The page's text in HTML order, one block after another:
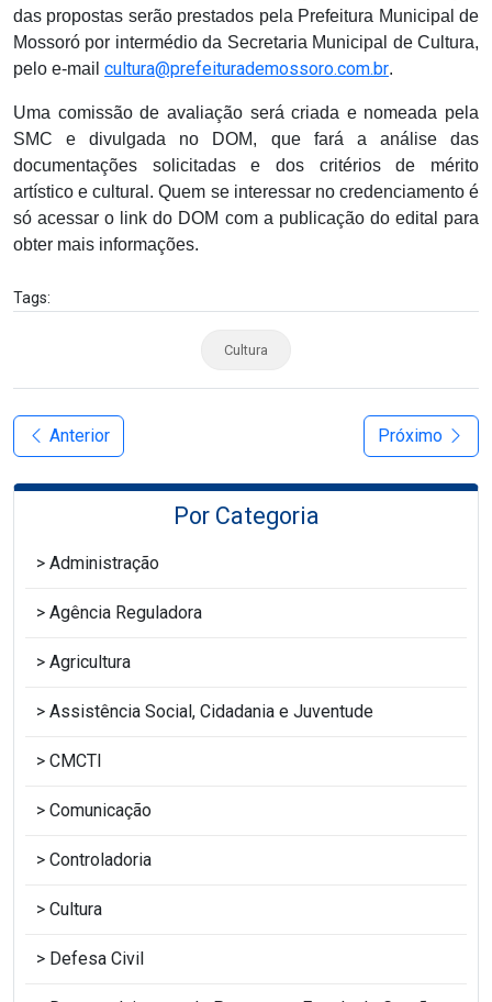
das propostas serão prestados pela Prefeitura Municipal de
Mossoró por intermédio da Secretaria Municipal de Cultura,
pelo e-mail cultura@prefeiturademossoro.com.br.
Uma comissão de avaliação será criada e nomeada pela
SMC e divulgada no DOM, que fará a análise das
documentações solicitadas e dos critérios de mérito
artístico e cultural. Quem se interessar no credenciamento é
só acessar o link do DOM com a publicação do edital para
obter mais informações.
Tags:
Cultura
Anterior Próximo
Por Categoria
Administração
Agência Reguladora
Agricultura
Assistência Social, Cidadania e Juventude
CMCTI
Comunicação
Controladoria
Cultura
Defesa Civil